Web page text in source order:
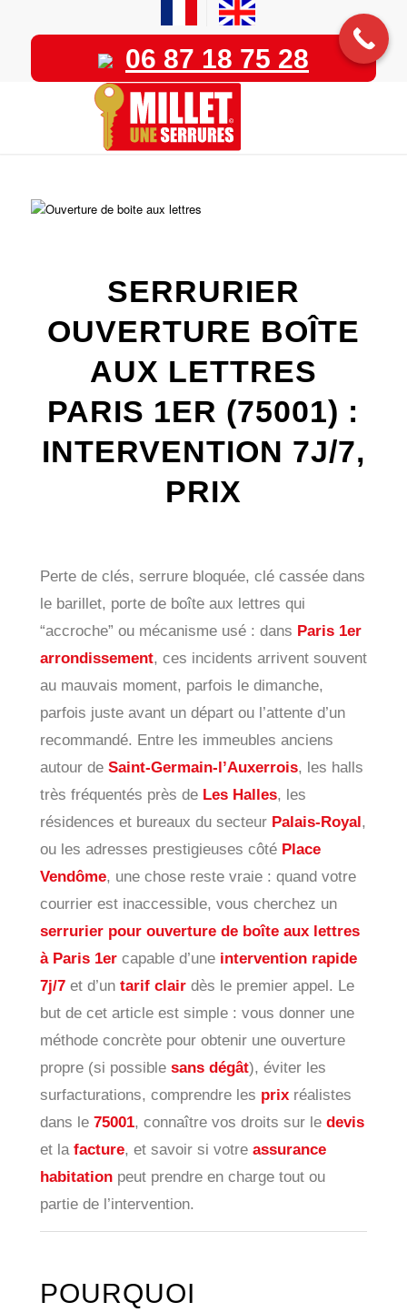
06 87 18 75 28
SERRURIER
OUVERTURE BOÎTE
AUX LETTRES
PARIS 1ER (75001) :
INTERVENTION 7J/7,
PRIX
Perte de clés, serrure bloquée, clé cassée dans
le barillet, porte de boîte aux lettres qui
“accroche” ou mécanisme usé : dans Paris 1er
arrondissement, ces incidents arrivent souvent
au mauvais moment, parfois le dimanche,
parfois juste avant un départ ou l’attente d’un
recommandé. Entre les immeubles anciens
autour de Saint-Germain-l’Auxerrois, les halls
très fréquentés près de Les Halles, les
résidences et bureaux du secteur Palais-Royal,
ou les adresses prestigieuses côté Place
Vendôme, une chose reste vraie : quand votre
courrier est inaccessible, vous cherchez un
serrurier pour ouverture de boîte aux lettres
à Paris 1ercapable d’une intervention rapide
7j/7et d’un tarif clairdès le premier appel. Le
but de cet article est simple : vous donner une
méthode concrète pour obtenir une ouverture
propre (si possible sans dégât), éviter les
surfacturations, comprendre les prixréalistes
dans le 75001, connaître vos droits sur le devis
et la facture, et savoir si votre assurance
habitationpeut prendre en charge tout ou
partie de l’intervention.
POURQUOI